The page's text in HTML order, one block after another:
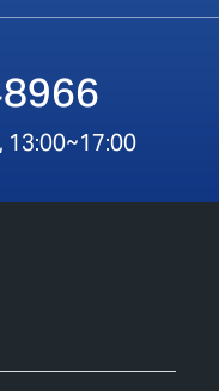
13:00~17:00